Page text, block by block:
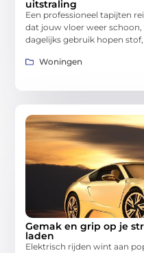
uitstraling
Een professioneel tapijten
dat jouw vloer weer
dagelijks gebruik hopen
Woningen
Gemak en grip op je
laden
Elektrisch rijden wint aan